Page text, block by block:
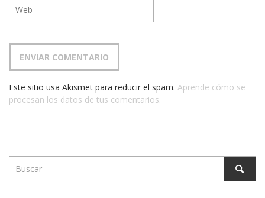
Este sitio usa Akismet para reducir el spam. Aprende cómo se
procesan los datos de tus comentarios.